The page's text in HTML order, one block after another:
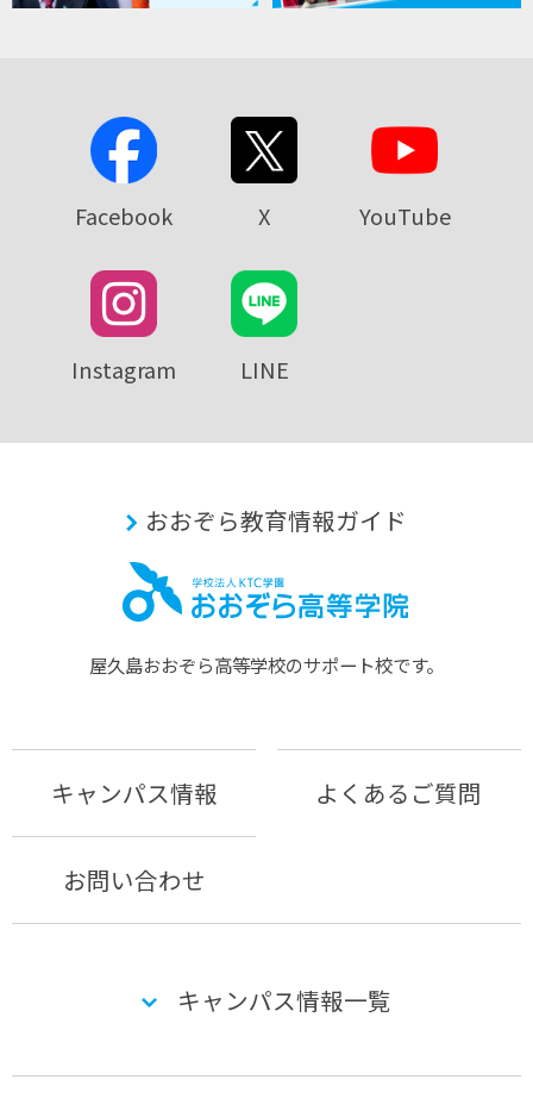
Facebook X YouTube
Instagram LINE
おおぞら教育情報ガイド
屋久島おおぞら⾼等学校のサポート校です。
キャンパス情報 よくあるご質問
お問い合わせ
キャンパス情報一覧